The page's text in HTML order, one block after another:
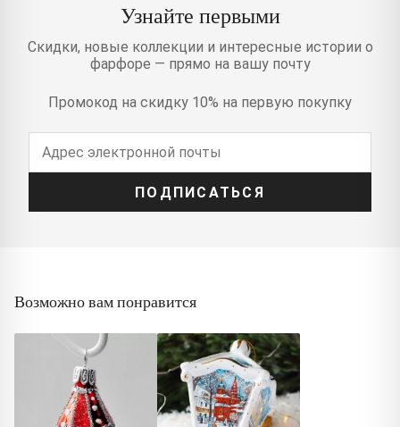
Узнайте первыми
Скидки, новые коллекции и интересные истории о
фарфоре — прямо на вашу почту
Промокод на скидку 10% на первую покупку
ПОДПИСАТЬСЯ
Возможно вам понравится